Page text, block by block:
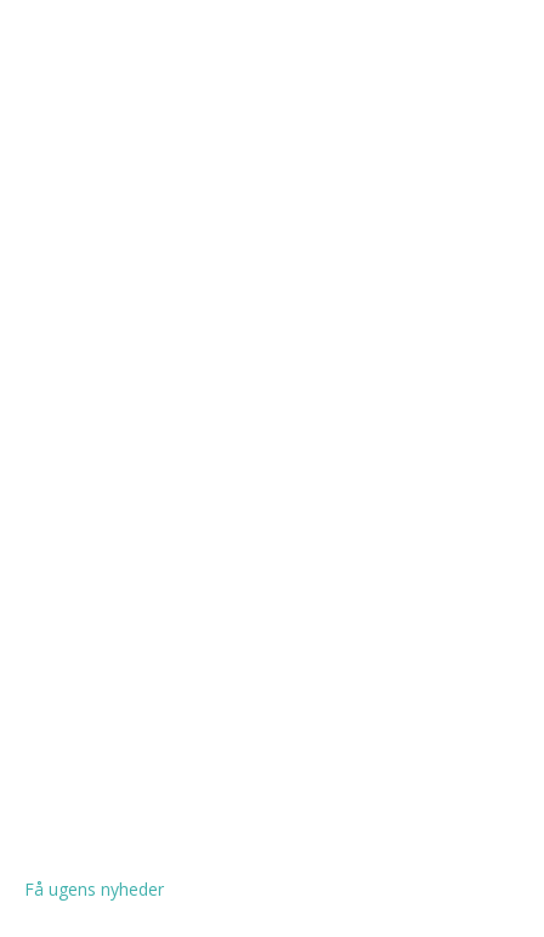
Få ugens nyheder